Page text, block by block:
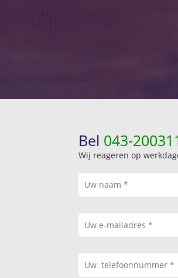
Bel 043-
Wij reageren op